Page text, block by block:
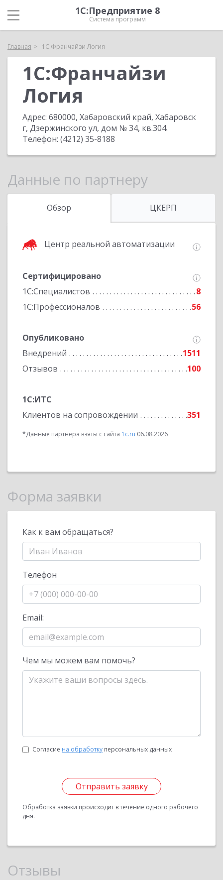
1С:Предприятие 8
Система программ
Главная 1C:Франчайзи Логия
1C:Франчайзи
Логия
Адрес: 680000, Хабаровский край, Хабаровск
г, Дзержинского ул, дом № 34, кв.304.
Телефон: (4212) 35-8188
Данные по партнеру
Обзор ЦКЕРП
Центр реальной автоматизации
Сертифицировано
1С:Специалистов
8
1С:Профессионалов
56
Опубликовано
Внедрений
1511
Отзывов
100
1С:ИТС
Клиентов на сопровождении
351
*Данные партнера взяты с сайта 1c.ru 06.08.2026
Форма заявки
Как к вам обращаться?
Телефон
Email:
Чем мы можем вам помочь?
Согласие на обработку персональных данных
Отправить заявку
Обработка заявки происходит в течение одного рабочего
дня.
Отзывы